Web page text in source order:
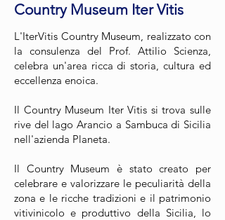
Country Museum Iter Vitis
L'IterVitis Country Museum, realizzato con
la consulenza del Prof. Attilio Scienza,
celebra un'area ricca di storia, cultura ed
eccellenza enoica.
Il Country Museum Iter Vitis si trova sulle
rive del lago Arancio a Sambuca di Sicilia
nell'azienda Planeta.
Il Country Museum è stato creato per
celebrare e valorizzare le peculiarità della
zona e le ricche tradizioni e il patrimonio
vitivinicolo e produttivo della Sicilia, lo